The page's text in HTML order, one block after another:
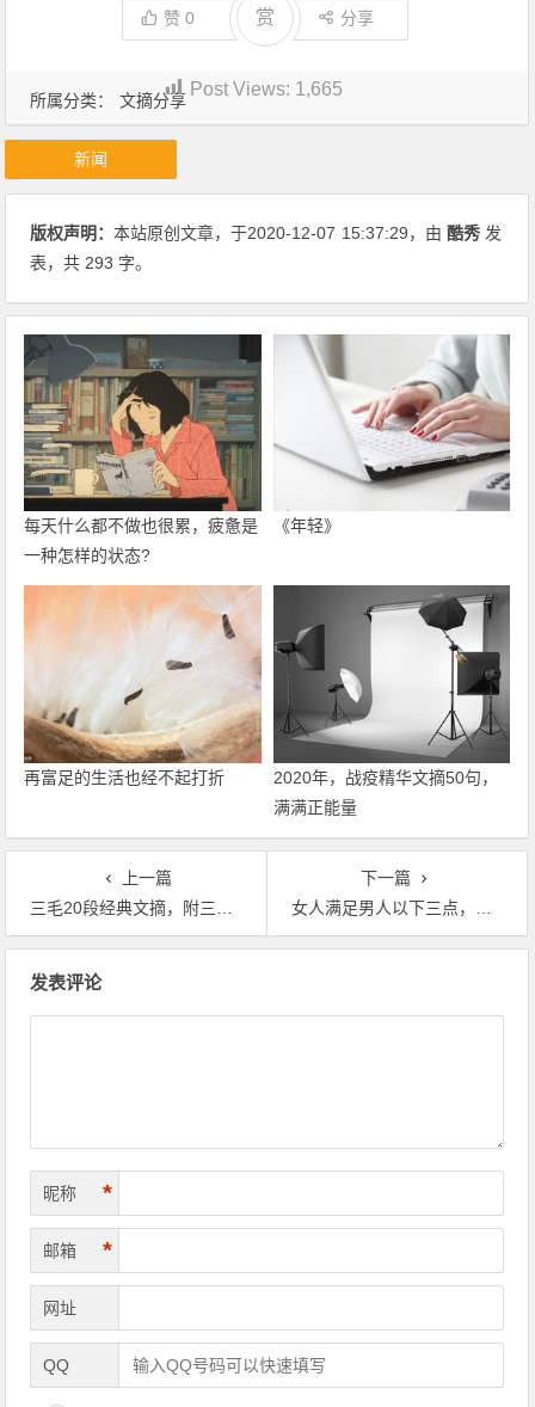
所属分类： 文摘分享
Post Views: 1,665
赞0 赏 分享
新闻
版权声明：本站原创文章，于2020-12-07 15:37:29，由酷秀 发
表，共 293 字。
每天什么都不做也很累，疲惫是
一种怎样的状态?
《年轻》
再富足的生活也经不起打折
2020年，战疫精华文摘50句，
满满正能量
上一篇
三毛20段经典文摘，附三毛全集下载
下一篇
女人满足男人以下三点，男人终生都不会离开你
发表评论
昵称 *
邮箱 *
网址
QQ